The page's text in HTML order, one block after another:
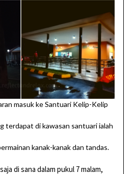
masuk ke Santuari Kelip-Kelip
terdapat di kawasan santuari ialah
kanak-kanak dan tandas.
di sana dalam pukul 7 malam,